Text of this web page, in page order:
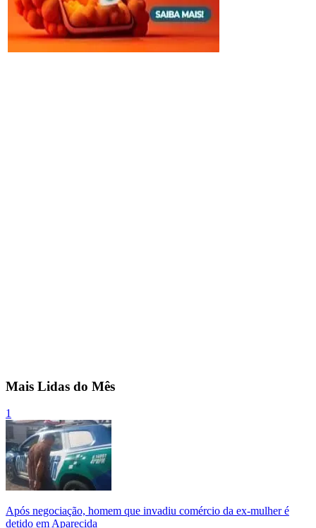
Mais Lidas do Mês
1
Após negociação, homem que invadiu comércio da ex-mulher é
detido em Aparecida